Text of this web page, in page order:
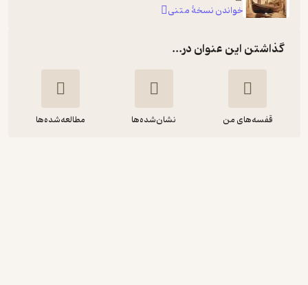
خواندن نسخۀ متنی
گذاشتن این عنوان در...
قفسه‌های من نشان‌شده‌ها مطالعه‌شده‌ها